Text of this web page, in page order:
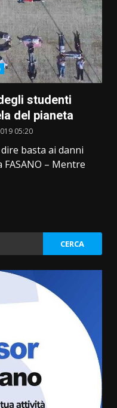
studenti
del pianeta
05:20
basta ai danni
– Mentre
a colpi di arma